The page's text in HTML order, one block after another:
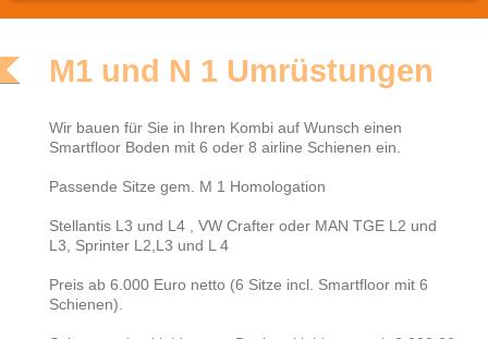
M1 und N 1 Umrüstungen
Wir bauen für Sie in Ihren Kombi auf Wunsch einen
Smartfloor Boden mit 6 oder 8 airline Schienen ein.
Passende Sitze gem. M 1 Homologation
Stellantis L3 und L4 , VW Crafter oder MAN TGE L2 und
L3, Sprinter L2,L3 und L 4
Preis ab 6.000 Euro netto (6 Sitze incl. Smartfloor mit 6
Schienen).